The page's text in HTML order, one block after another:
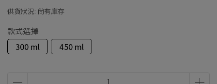
供貨狀況: 尚有庫存
款式選擇
300 ml
450 ml